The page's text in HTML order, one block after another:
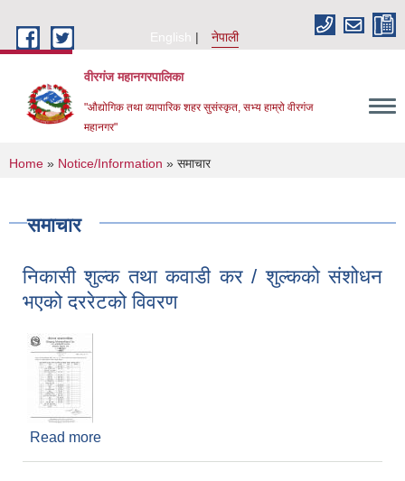
English
नेपाली
वीरगंज महानगरपालिका
"औद्योगिक तथा व्यापारिक शहर सुसंस्कृत, सभ्य हाम्रो वीरगंज
महानगर"
You are here
Home » Notice/Information » समाचार
समाचार
निकासी शुल्क तथा कवाडी कर / शुल्कको संशोधन
भएको दररेटको विवरण
Read more